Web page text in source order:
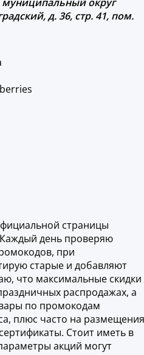
д. 36, стр. 41, пом.
страницы
день проверяю
при
старые и добавляют
что максимальные скидки
распродажах, а
по промокодам
плюс часто на размещения
Стоит иметь в
акций могут